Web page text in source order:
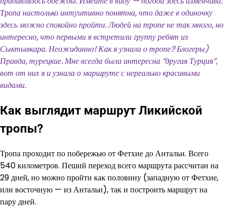
Тропа настолько интуитивно понятна, что даже в одиночку
здесь можно спокойно пройти. Людей на тропе не так много, но
интересно, что первыми я встретили группу ребят из
Сыктывкара. Неожиданно! Как я узнала о тропе? Блогеры)
Правда, турецкие. Мне всегда была интересна “другая Турция”,
вот от них я и узнала о маршруте с нереально красивыми
видами.
Как выглядит маршрут Ликийской
тропы?
Тропа проходит по побережью от Фетхие до Антальи. Всего
540 километров. Пеший переход всего маршрута рассчитан на
29 дней, но можно пройти как половину (западную от Фетхие,
или восточную — из Антальи), так и построить маршрут на
пару дней.